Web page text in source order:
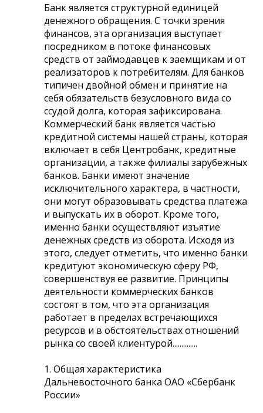
Банк является структурной единицей
денежного обращения. С точки зрения
финансов, эта организация выступает
посредником в потоке финансовых
средств от займодавцев к заемщикам и от
реализаторов к потребителям. Для банков
типичен двойной обмен и принятие на
себя обязательств безусловного вида со
ссудой долга, которая зафиксирована.
Коммерческий банк является частью
кредитной системы нашей страны, которая
включает в себя Центробанк, кредитные
организации, а также филиалы зарубежных
банков. Банки имеют значение
исключительного характера, в частности,
они могут образовывать средства платежа
и выпускать их в оборот. Кроме того,
именно банки осуществляют изъятие
денежных средств из оборота. Исходя из
этого, следует отметить, что именно банки
кредитуют экономическую сферу РФ,
совершенствуя ее развитие. Принципы
деятельности коммерческих банков
состоят в том, что эта организация
работает в пределах встречающихся
ресурсов и в обстоятельствах отношений
рынка со своей клиентурой..............
1. Общая характеристика
Дальневосточного банка ОАО «Сбербанк
России»